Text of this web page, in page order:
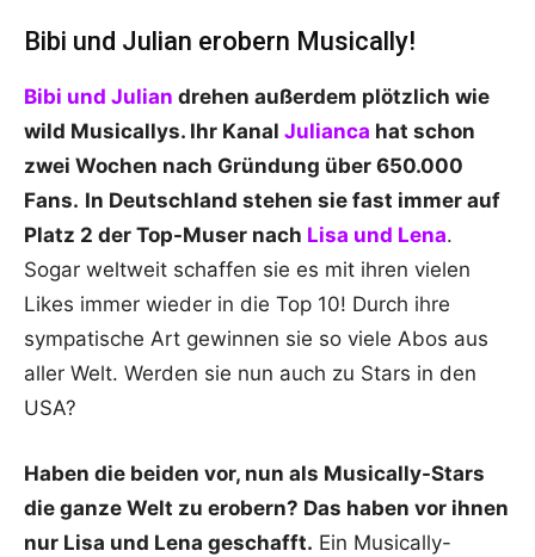
Bibi und Julian erobern Musically!
Bibi und Julian drehen außerdem plötzlich wie
wild Musicallys. Ihr Kanal Julianca hat schon
zwei Wochen nach Gründung über 650.000
Fans. In Deutschland stehen sie fast immer auf
Platz 2 der Top-Muser nach Lisa und Lena.
Sogar weltweit schaffen sie es mit ihren vielen
Likes immer wieder in die Top 10! Durch ihre
sympatische Art gewinnen sie so viele Abos aus
aller Welt. Werden sie nun auch zu Stars in den
USA?
Haben die beiden vor, nun als Musically-Stars
die ganze Welt zu erobern? Das haben vor ihnen
nur Lisa und Lena geschafft. Ein Musically-